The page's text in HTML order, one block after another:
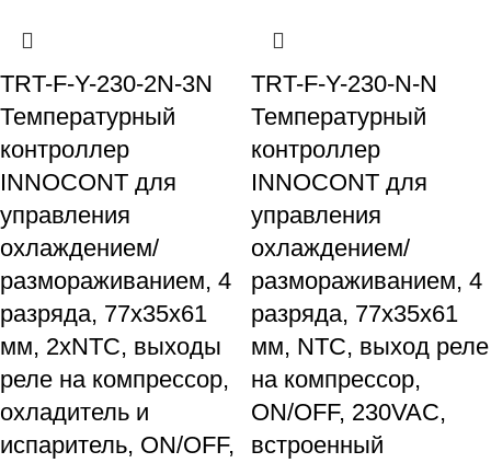
TRT-F-Y-230-2N-3N
Температурный
контроллер
INNOCONT для
управления
охлаждением/
размораживанием, 4
разряда, 77х35х61
мм, 2xNTC, выходы
реле на компрессор,
охладитель и
испаритель, ON/OFF,
TRT-F-Y-230-N-N
Температурный
контроллер
INNOCONT для
управления
охлаждением/
размораживанием, 4
разряда, 77х35х61
мм, NTC, выход реле
на компрессор,
ON/OFF, 230VAC,
встроенный